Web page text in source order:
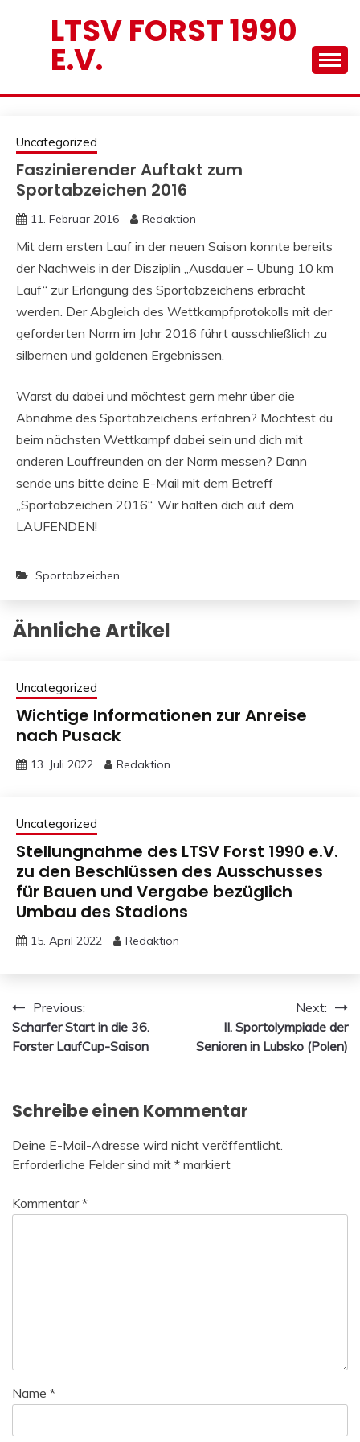
LTSV FORST 1990
E.V.
Uncategorized
Faszinierender Auftakt zum
Sportabzeichen 2016
11. Februar 2016 Redaktion
Mit dem ersten Lauf in der neuen Saison konnte bereits
der Nachweis in der Disziplin „Ausdauer – Übung 10 km
Lauf“ zur Erlangung des Sportabzeichens erbracht
werden. Der Abgleich des Wettkampfprotokolls mit der
geforderten Norm im Jahr 2016 führt ausschließlich zu
silbernen und goldenen Ergebnissen.
Warst du dabei und möchtest gern mehr über die
Abnahme des Sportabzeichens erfahren? Möchtest du
beim nächsten Wettkampf dabei sein und dich mit
anderen Lauffreunden an der Norm messen? Dann
sende uns bitte deine E-Mail mit dem Betreff
„Sportabzeichen 2016“. Wir halten dich auf dem
LAUFENDEN!
Sportabzeichen
Ähnliche Artikel
Uncategorized
Wichtige Informationen zur Anreise
nach Pusack
13. Juli 2022 Redaktion
Uncategorized
Stellungnahme des LTSV Forst 1990 e.V.
zu den Beschlüssen des Ausschusses
für Bauen und Vergabe bezüglich
Umbau des Stadions
15. April 2022 Redaktion
Beitragsnavigation
Previous:
Scharfer Start in die 36.
Forster LaufCup-Saison
Next:
II. Sportolympiade der
Senioren in Lubsko (Polen)
Schreibe einen Kommentar
Deine E-Mail-Adresse wird nicht veröffentlicht.
Erforderliche Felder sind mit * markiert
Kommentar*
Name *